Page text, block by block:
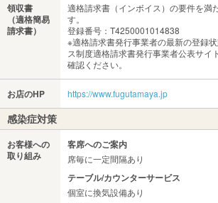
領収書
（適格簡易
請求書）
適格請求書（インボイス）の要件を満
す。
登録番号：T4250001014838
※適格請求書発行事業者の最新の登録
ス制度適格請求書発行事業者公表サイ
確認ください。
お店のHP https://www.fugutamaya.jp
感染症対策
お客様への
取り組み
客席へのご案内
席毎に一定間隔あり
テーブル/カウンターサービス
個室に換気設備あり